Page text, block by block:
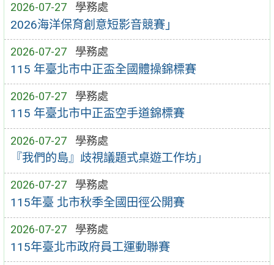
2026-07-27 學務處
2026海洋保育創意短影音競賽」
2026-07-27 學務處
115 年臺北市中正盃全國體操錦標賽
2026-07-27 學務處
115 年臺北市中正盃空手道錦標賽
2026-07-27 學務處
『我們的島』歧視議題式桌遊工作坊」
2026-07-27 學務處
115年臺 北市秋季全國田徑公開賽
2026-07-27 學務處
115年臺北市政府員工運動聯賽